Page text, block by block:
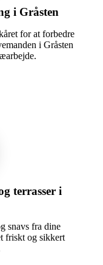
i Gråsten
for at forbedre
i Gråsten
terrasser i
snavs fra dine
friskt og sikkert